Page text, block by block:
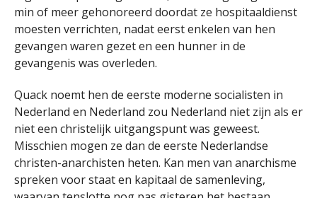
min of meer gehonoreerd doordat ze hospitaaldienst
moesten verrichten, nadat eerst enkelen van hen
gevangen waren gezet en een hunner in de
gevangenis was overleden.
Quack noemt hen de eerste moderne socialisten in
Nederland en Nederland zou Nederland niet zijn als er
niet een christelijk uitgangspunt was geweest.
Misschien mogen ze dan de eerste Nederlandse
christen-anarchisten heten. Kan men van anarchisme
spreken voor staat en kapitaal de samenleving,